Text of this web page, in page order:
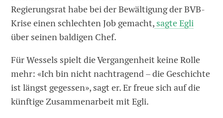
Regierungsrat habe bei der Bewältigung der BVB-
Krise einen schlechten Job gemacht, sagte Egli
über seinen baldigen Chef.
Für Wessels spielt die Vergangenheit keine Rolle
mehr: «Ich bin nicht nachtragend – die Geschichte
ist längst gegessen», sagt er. Er freue sich auf die
künftige Zusammenarbeit mit Egli.